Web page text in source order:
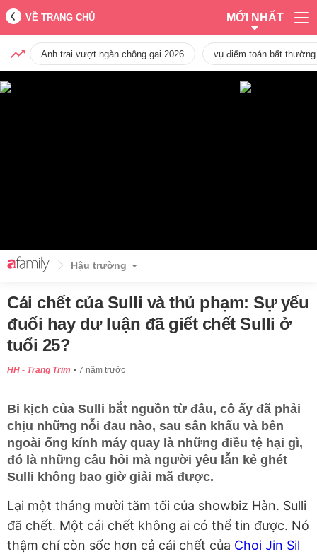
VỀ TRANG CHỦ MỚI NHẤT
Anh trai vượt ngàn chông gai 2026 vụ điểm toán bất
Hậu trường
Cái chết của Sulli và thủ phạm: Sự yếu
đuối hay dư luận đã giết chết Sulli ở
tuổi 25?
HH - Trang Trim 7 năm trước
Bi kịch của Sulli bắt nguồn từ đâu, cô ấy đã phải
chịu những nỗi đau nào, sau sân khấu và bên
ngoài ống kính máy quay là những điều tệ hại gì,
đó là những câu hỏi mà người yêu lẫn kẻ ghét
Sulli không bao giờ giải mã được.
Lại một tháng mười tăm tối của showbiz Hàn. Sulli
đã chết. Một cái chết không ai có thể tin được. Nó
thậm chí còn sốc hơn cả cái chết của Choi Jin Sil